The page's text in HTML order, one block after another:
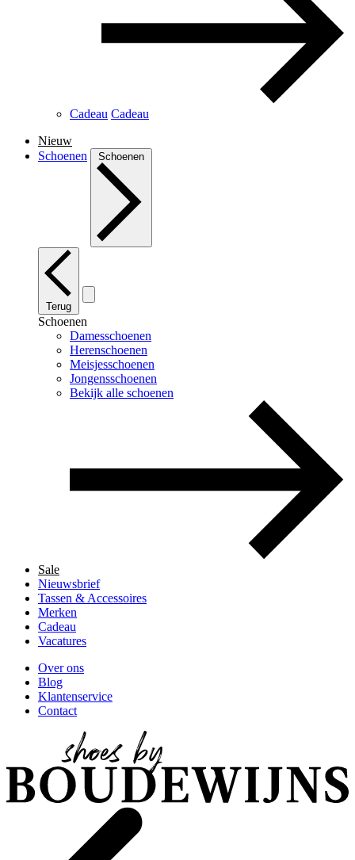
Cadeau Cadeau
Nieuw
Schoenen
Schoenen
Terug
Schoenen
Damesschoenen
Herenschoenen
Meisjesschoenen
Jongensschoenen
Bekijk alle schoenen
Sale
Nieuwsbrief
Tassen & Accessoires
Merken
Cadeau
Vacatures
Over ons
Blog
Klantenservice
Contact